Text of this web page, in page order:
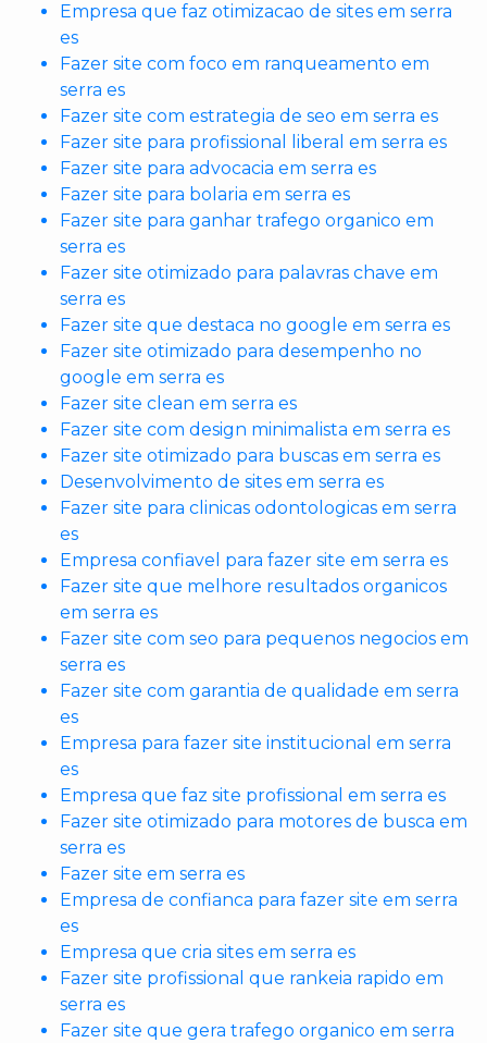
Empresa que faz otimizacao de sites em serra
es
Fazer site com foco em ranqueamento em
serra es
Fazer site com estrategia de seo em serra es
Fazer site para profissional liberal em serra es
Fazer site para advocacia em serra es
Fazer site para bolaria em serra es
Fazer site para ganhar trafego organico em
serra es
Fazer site otimizado para palavras chave em
serra es
Fazer site que destaca no google em serra es
Fazer site otimizado para desempenho no
google em serra es
Fazer site clean em serra es
Fazer site com design minimalista em serra es
Fazer site otimizado para buscas em serra es
Desenvolvimento de sites em serra es
Fazer site para clinicas odontologicas em serra
es
Empresa confiavel para fazer site em serra es
Fazer site que melhore resultados organicos
em serra es
Fazer site com seo para pequenos negocios em
serra es
Fazer site com garantia de qualidade em serra
es
Empresa para fazer site institucional em serra
es
Empresa que faz site profissional em serra es
Fazer site otimizado para motores de busca em
serra es
Fazer site em serra es
Empresa de confianca para fazer site em serra
es
Empresa que cria sites em serra es
Fazer site profissional que rankeia rapido em
serra es
Fazer site que gera trafego organico em serra